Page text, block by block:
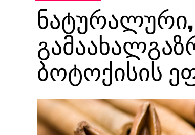
ნატურალური,
ბოტოქისის